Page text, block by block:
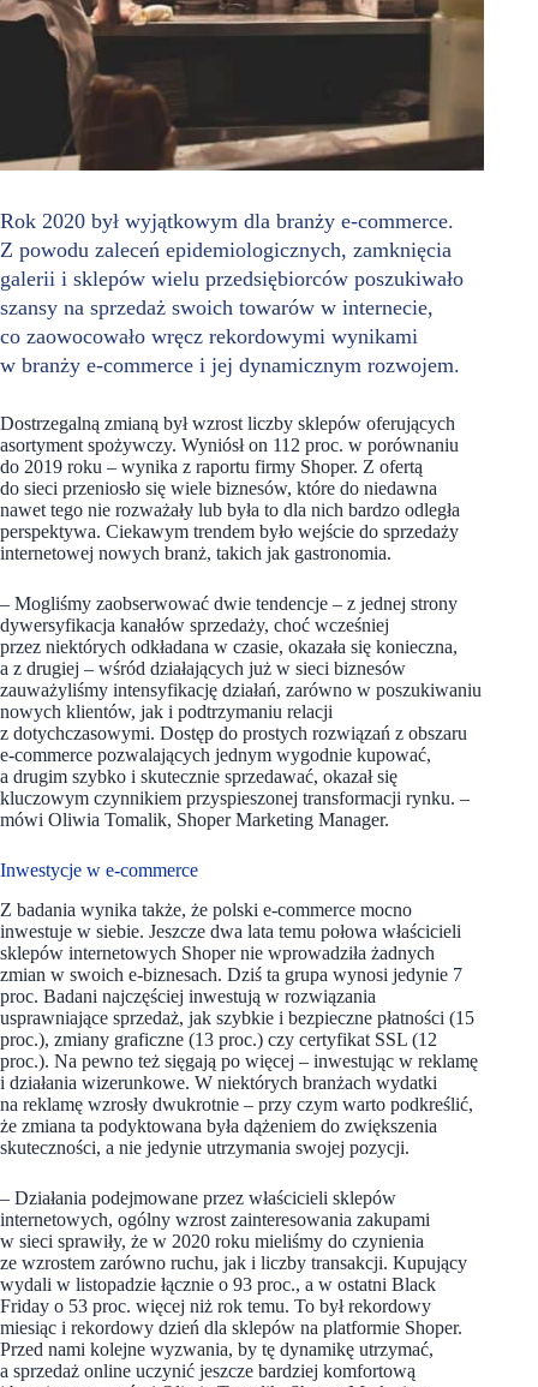
Rok 2020 był wyjątkowym dla branży e-commerce.
Z powodu zaleceń epidemiologicznych, zamknięcia
galerii i sklepów wielu przedsiębiorców poszukiwało
szansy na sprzedaż swoich towarów w internecie,
co zaowocowało wręcz rekordowymi wynikami
w branży e-commerce i jej dynamicznym rozwojem.
Dostrzegalną zmianą był wzrost liczby sklepów oferujących
asortyment spożywczy. Wyniósł on 112 proc. w porównaniu
do 2019 roku – wynika z raportu firmy Shoper. Z ofertą
do sieci przeniosło się wiele biznesów, które do niedawna
nawet tego nie rozważały lub była to dla nich bardzo odległa
perspektywa. Ciekawym trendem było wejście do sprzedaży
internetowej nowych branż, takich jak gastronomia.
– Mogliśmy zaobserwować dwie tendencje – z jednej strony
dywersyfikacja kanałów sprzedaży, choć wcześniej
przez niektórych odkładana w czasie, okazała się konieczna,
a z drugiej – wśród działających już w sieci biznesów
zauważyliśmy intensyfikację działań, zarówno w poszukiwaniu
nowych klientów, jak i podtrzymaniu relacji
z dotychczasowymi. Dostęp do prostych rozwiązań z obszaru
e-commerce pozwalających jednym wygodnie kupować,
a drugim szybko i skutecznie sprzedawać, okazał się
kluczowym czynnikiem przyspieszonej transformacji rynku. –
mówi Oliwia Tomalik, Shoper Marketing Manager.
Inwestycje w e-commerce
Z badania wynika także, że polski e-commerce mocno
inwestuje w siebie. Jeszcze dwa lata temu połowa właścicieli
sklepów internetowych Shoper nie wprowadziła żadnych
zmian w swoich e-biznesach. Dziś ta grupa wynosi jedynie 7
proc. Badani najczęściej inwestują w rozwiązania
usprawniające sprzedaż, jak szybkie i bezpieczne płatności (15
proc.), zmiany graficzne (13 proc.) czy certyfikat SSL (12
proc.). Na pewno też sięgają po więcej – inwestując w reklamę
i działania wizerunkowe. W niektórych branżach wydatki
na reklamę wzrosły dwukrotnie – przy czym warto podkreślić,
że zmiana ta podyktowana była dążeniem do zwiększenia
skuteczności, a nie jedynie utrzymania swojej pozycji.
– Działania podejmowane przez właścicieli sklepów
internetowych, ogólny wzrost zainteresowania zakupami
w sieci sprawiły, że w 2020 roku mieliśmy do czynienia
ze wzrostem zarówno ruchu, jak i liczby transakcji. Kupujący
wydali w listopadzie łącznie o 93 proc., a w ostatni Black
Friday o 53 proc. więcej niż rok temu. To był rekordowy
miesiąc i rekordowy dzień dla sklepów na platformie Shoper.
Przed nami kolejne wyzwania, by tę dynamikę utrzymać,
a sprzedaż online uczynić jeszcze bardziej komfortową